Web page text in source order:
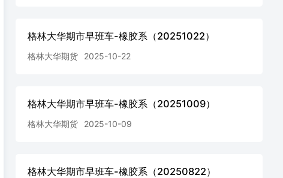
格林大华期市早班车-橡胶系（20251022）
格林大华期货 2025-10-22
格林大华期市早班车-橡胶系（20251009）
格林大华期货 2025-10-09
格林大华期市早班车-橡胶系（20250822）